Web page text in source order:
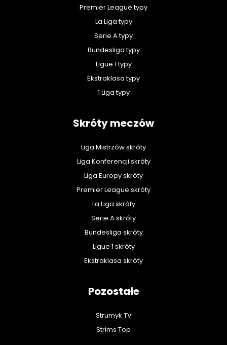
Premier League typy
La Liga typy
Serie A typy
Bundesliga typy
Ligue 1 typy
Ekstraklasa typy
1 Liga typy
Skróty meczów
Liga Mistrzów skróty
Liga Konferencji skróty
Liga Europy skróty
Premier League skróty
La Liga skróty
Serie A skróty
Bundesliga skróty
Ligue 1 skróty
Ekstraklasa skróty
Pozostałe
Strumyk TV
Strims Top